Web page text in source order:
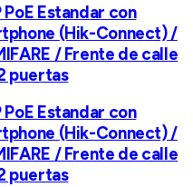
Estandar con
(Hik-Connect) /
/ Frente de calle
puertas
Estandar con
(Hik-Connect) /
/ Frente de calle
puertas